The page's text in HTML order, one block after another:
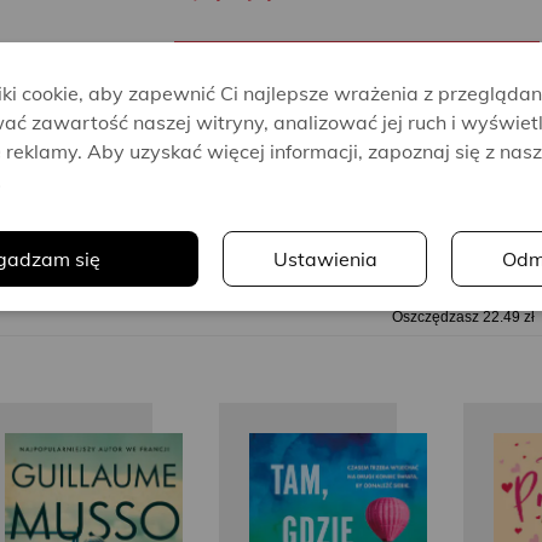
45.90 zł
Oszczędzasz 22.49 zł
Guillaume
Musso
Paige Toon
cookie, aby zapewnić Ci najlepsze wrażenia z
zawartość naszej witryny, analizować jej ruch i
Aby uzyskać więcej informacji, zapoznaj się z
się Ustawienia